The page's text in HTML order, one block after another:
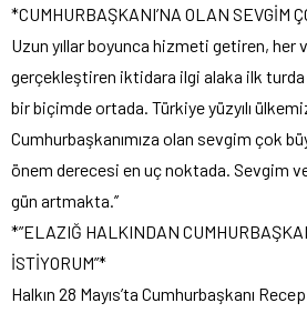
*CUMHURBAŞKANI’NA OLAN SEVGİM
Uzun yıllar boyunca hizmeti getiren,
gerçekleştiren iktidara ilgi alaka ilk
bir biçimde ortada. Türkiye yüzyılı
Cumhurbaşkanımıza olan sevgim çok
önem derecesi en uç noktada. Sevgim ve
gün artmakta.’’
*”ELAZIĞ HALKINDAN
İSTİYORUM”*
Halkın 28 Mayıs’ta Cumhurbaşkanı